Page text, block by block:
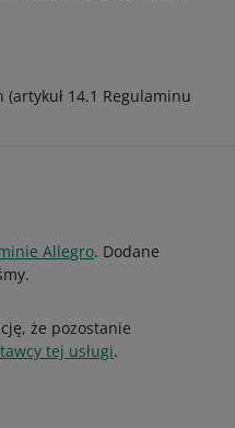
14.1 Regulaminu
Allegro. Dodane
że pozostanie
tej usługi.